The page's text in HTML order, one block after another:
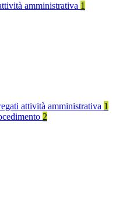
amministrativa 1
attività amministrativa 1
2